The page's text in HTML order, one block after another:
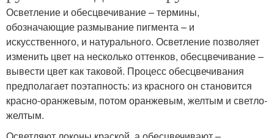
Осветление и обесцвечивание – термины,
обозначающие размывание пигмента – и
искусственного, и натурального. Осветление позволяет
изменить цвет на несколько оттенков, обесцвечивание –
вывести цвет как таковой. Процесс обесцвечивания
предполагает поэтапность: из красного он становится
красно-оранжевым, потом оранжевым, желтым и светло-
желтым.